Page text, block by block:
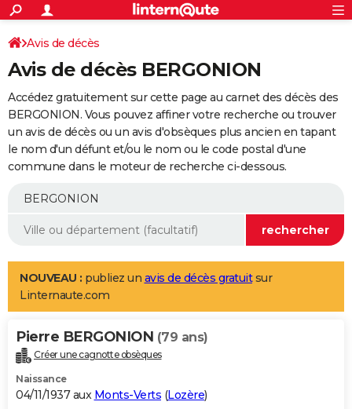
ACTUALITÉS
Politique
Société
Faits Divers
Education
Monde
Villes
+
SPORT
Coupe du monde 2026
Football
Tennis
Cyclisme
Rugby
Forum
Programme TV
TNT
Streaming
Cinéma
Sorties cinéma
Musique
+
FINANCE
Impôts
Immobilier
Risques naturels par ville
Banque
Assurance
Crédit
AUTO
Essais
Réserver un essai
Citadines
Berlines
SUV
Forum auto
+
Mobiles
Meilleur smartphone
Internet
Ordinateurs
Jeux vidéo
Guide high-tech
Aménagement intérieur
LIFESTYLE
Art de vivre
Bien-être
Loisirs
Mode
Modes de vie
Alimentation
Guide de la santé
Maladies
Médicaments
Sommeil
VOYAGE
Destinations
City break
Voyage nature
Voyage de noces
Forum
Climat
+PHOTO
GUIDES D'ACHAT
Avis de décès
Avis de décès BERGONION
Accédez gratuitement sur cette page au carnet des décès des
BERGONION. Vous pouvez affiner votre recherche ou trouver
un avis de décès ou un avis d'obsèques plus ancien en tapant
le nom d'un défunt et/ou le nom ou le code postal d'une
commune dans le moteur de recherche ci-dessous.
NOUVEAU : publiez un avis de décès gratuitsur
Linternaute.com
Pierre BERGONION (79 ans)
Créer une cagnotte obsèques
Naissance
04/11/1937 aux Monts-Verts (Lozère)